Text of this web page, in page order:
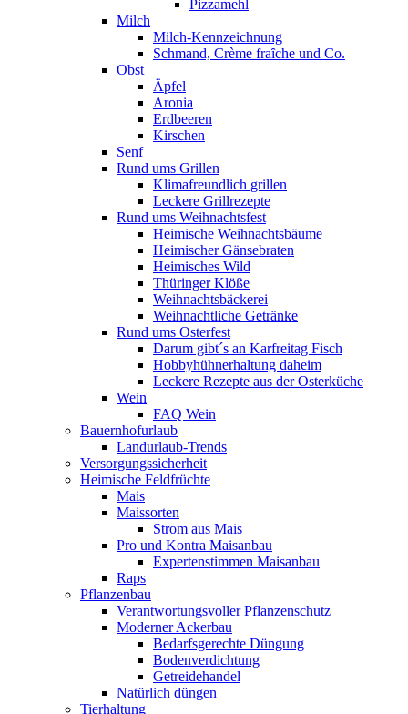
Pizzamehl
Milch
Milch-Kennzeichnung
Schmand, Crème fraȋche und Co.
Obst
Äpfel
Aronia
Erdbeeren
Kirschen
Senf
Rund ums Grillen
Klimafreundlich grillen
Leckere Grillrezepte
Rund ums Weihnachtsfest
Heimische Weihnachtsbäume
Heimischer Gänsebraten
Heimisches Wild
Thüringer Klöße
Weihnachtsbäckerei
Weihnachtliche Getränke
Rund ums Osterfest
Darum gibt´s an Karfreitag Fisch
Hobbyhühnerhaltung daheim
Leckere Rezepte aus der Osterküche
Wein
FAQ Wein
Bauernhofurlaub
Landurlaub-Trends
Versorgungssicherheit
Heimische Feldfrüchte
Mais
Maissorten
Strom aus Mais
Pro und Kontra Maisanbau
Expertenstimmen Maisanbau
Raps
Pflanzenbau
Verantwortungsvoller Pflanzenschutz
Moderner Ackerbau
Bedarfsgerechte Düngung
Bodenverdichtung
Getreidehandel
Natürlich düngen
Tierhaltung